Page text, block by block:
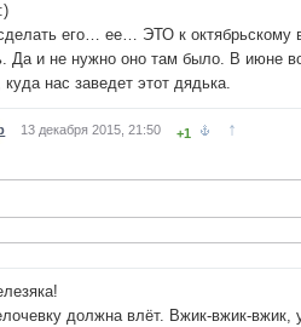
его… ее… ЭТО к октябрьскому
Да и не нужно оно там было. В июне
нас заведет этот дядька.
13 декабря 2015, 21:50 +1 ↑
должна влёт. Вжик-вжик-вжик,